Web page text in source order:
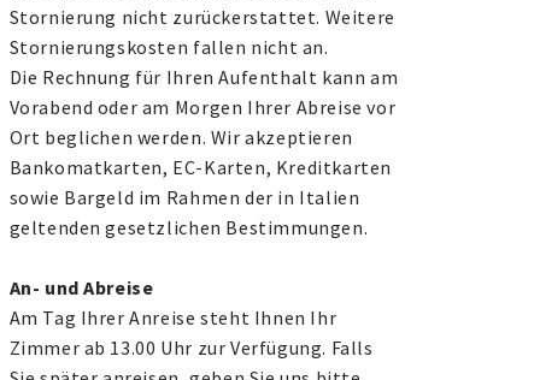
Stornierung nicht zurückerstattet. Weitere
Stornierungskosten fallen nicht an.
Die Rechnung für Ihren Aufenthalt kann am
Vorabend oder am Morgen Ihrer Abreise vor
Ort beglichen werden. Wir akzeptieren
Bankomatkarten, EC-Karten, Kreditkarten
sowie Bargeld im Rahmen der in Italien
geltenden gesetzlichen Bestimmungen.
An- und Abreise
Am Tag Ihrer Anreise steht Ihnen Ihr
Zimmer ab 13.00 Uhr zur Verfügung. Falls